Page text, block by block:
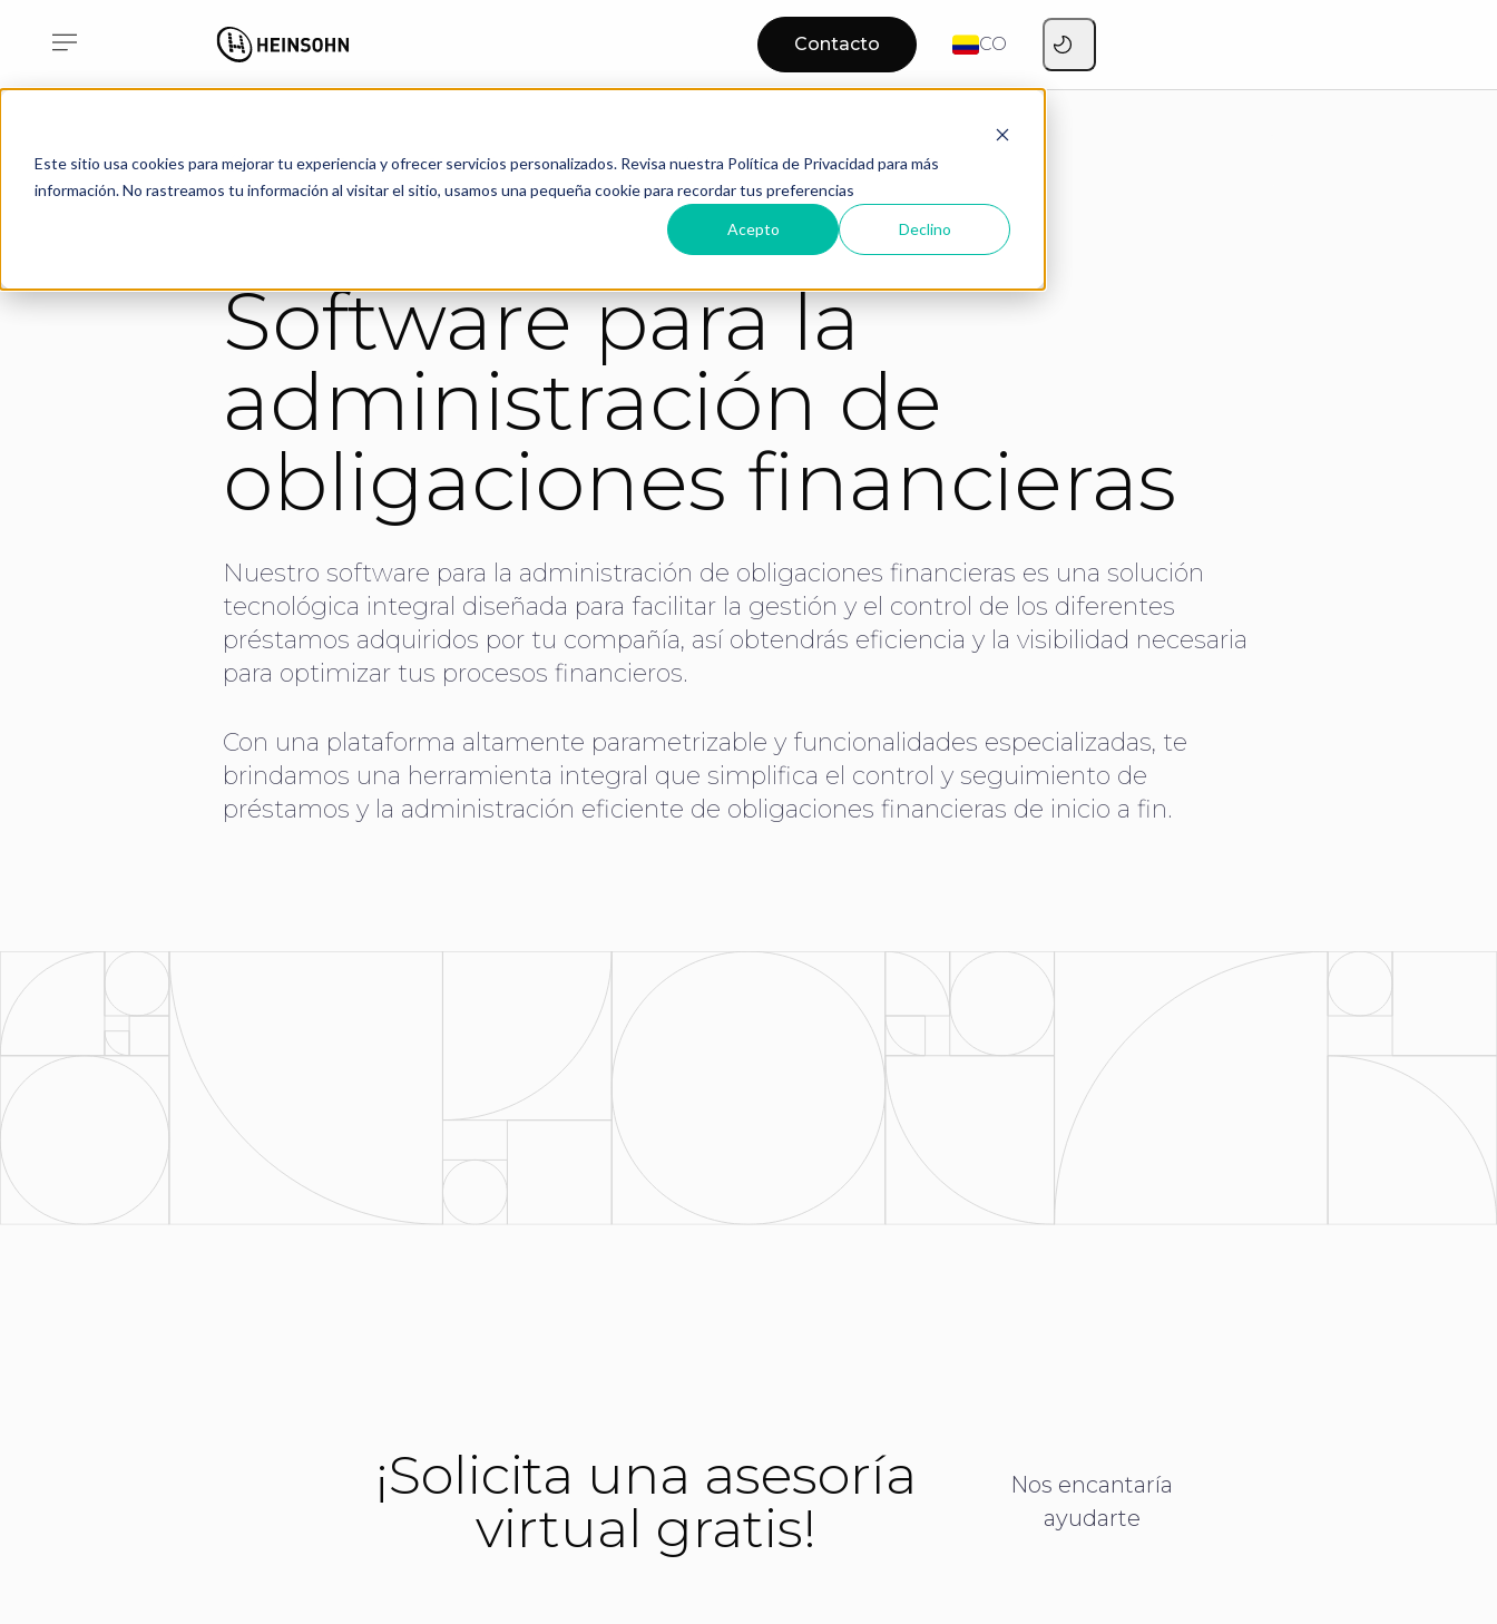
Este sitio usa cookies para mejorar tu experiencia y ofrecer servicios personalizados. Revisa nuestra Política de Privacidad para más
información. No rastreamos tu información al visitar el sitio, usamos una pequeña cookie para recordar tus preferencias
Acepto Declino
Contacto CO
Home Soluciones Sector Financiero Software Obligaciones Financieras
Software para la
administración de
obligaciones financieras
Nuestro software para la administración de obligaciones financieras es una solución
tecnológica integral diseñada para facilitar la gestión y el control de los diferentes
préstamos adquiridos por tu compañía, así obtendrás eficiencia y la visibilidad necesaria
para optimizar tus procesos financieros.
Con una plataforma altamente parametrizable y funcionalidades especializadas, te
brindamos una herramienta integral que simplifica el control y seguimiento de
préstamos y la administración eficiente de obligaciones financieras de inicio a fin.
¡Solicita una asesoría
virtual gratis!
Nos encantaría
ayudarte